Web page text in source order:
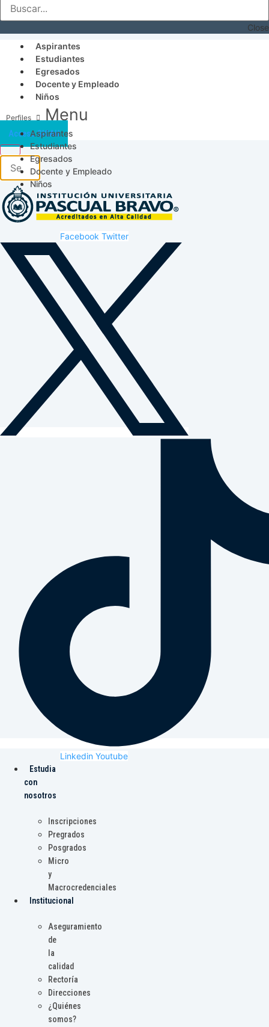
Close
Aspirantes
Estudiantes
Egresados
Docente y Empleado
Niños
Menu
Aspirantes
Estudiantes
Egresados
Docente y Empleado
Niños
Acceso SICAU
Facebook Twitter
Linkedin Youtube
Estudia
con
nosotros
Inscripciones
Pregrados
Posgrados
Micro
y
Macrocredenciales
Institucional
Aseguramiento
de
la
calidad
Rectoría
Direcciones
¿Quiénes
somos?